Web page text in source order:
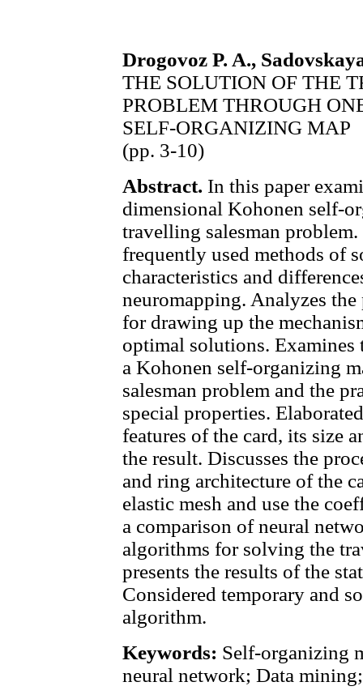
Drogovoz P. A.,
THE SOLUTION OF THE
PROBLEM THROUGH
SELF-ORGANIZING MAP
(pp. 3-10)
Abstract. In this paper
dimensional Kohonen self-
travelling salesman
frequently used methods of
characteristics and
neuromapping. Analyzes
for drawing up the
optimal solutions.
a Kohonen self-organizing
salesman problem and the
special properties.
features of the card, its size
the result. Discusses the
and ring architecture of the
elastic mesh and use the
a comparison of neural
algorithms for solving the
presents the results of the
Considered temporary and
algorithm.
Keywords: Self-organizing
neural network; Data